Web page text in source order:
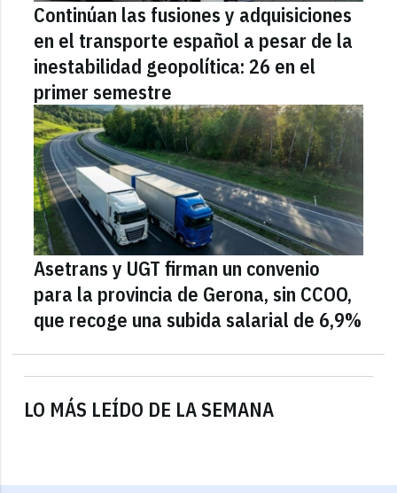
LO MÁS LEÍDO DE LA SEMANA
Continúan las fusiones y adquisiciones
en el transporte español a pesar de la
inestabilidad geopolítica: 26 en el
primer semestre
Asetrans y UGT firman un convenio
para la provincia de Gerona, sin CCOO,
que recoge una subida salarial de 6,9%